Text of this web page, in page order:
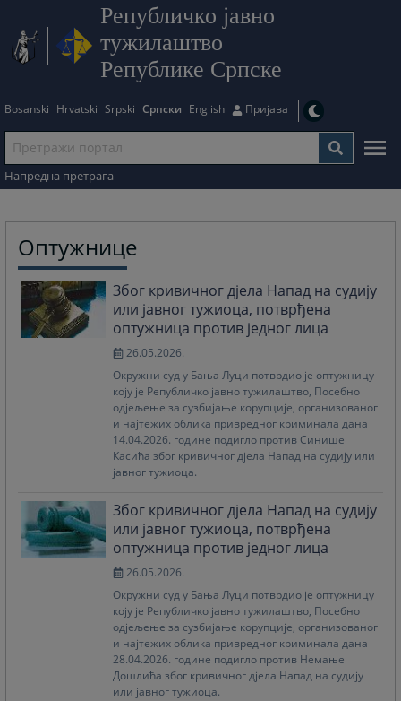
Републичко јавно
тужилаштво
Републике Српске
Bosanski Hrvatski Srpski Српски English Пријава
Напредна претрага
Оптужнице
Због кривичног дјела Напад на судију
или јавног тужиоца, потврђена
оптужница против једног лица
26.05.2026.
Окружни суд у Бања Луци потврдио је оптужницу
коју је Републичко јавно тужилаштво, Посебно
одјељење за сузбијање корупције, организованог
и најтежих облика привредног криминала дана
14.04.2026. године подигло против Синише
Касића због кривичног дјела Напад на судију или
јавног тужиоца.
Због кривичног дјела Напад на судију
или јавног тужиоца, потврђена
оптужница против једног лица
26.05.2026.
Окружни суд у Бања Луци потврдио је оптужницу
коју је Републичко јавно тужилаштво, Посебно
одјељење за сузбијање корупције, организованог
и најтежих облика привредног криминала дана
28.04.2026. године подигло против Немање
Дошлића због кривичног дјела Напад на судију
или јавног тужиоца.